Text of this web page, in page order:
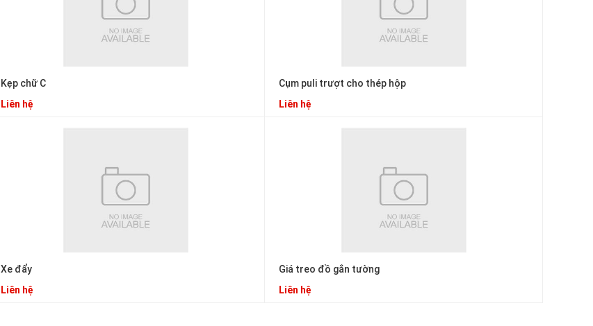
Kẹp chữ C
Liên hệ
Cụm puli trượt cho thép hộp
Liên hệ
Xe đẩy
Liên hệ
Giá treo đồ gắn tường
Liên hệ